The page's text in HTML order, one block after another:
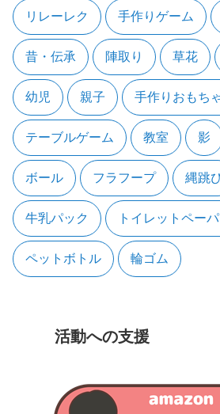
リレーレク 手作りゲーム
昔・伝承 陣取り 草花
幼児 親子 手作りおもち
テーブルゲーム 教室 影
ボール フラフープ 縄跳
牛乳パック トイレットペー
ペットボトル 輪ゴム
活動への支援